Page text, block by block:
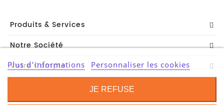
Produits & Services
Notre Société
Votre Compte
Plus d'informations Personnaliser les cookies
JE REFUSE